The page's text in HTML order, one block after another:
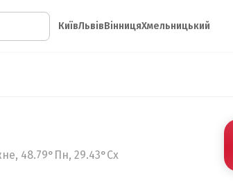
КиївЛьвівВінницяХмельницький
48.79°Пн, 29.43°Сх